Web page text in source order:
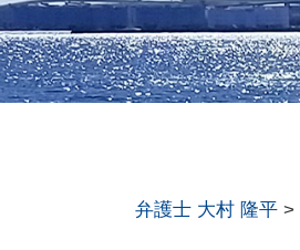
弁護士 大村 隆平 >